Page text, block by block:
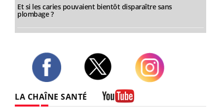
Et si les caries pouvaient bientôt disparaître sans
plombage ?
LA CHAÎNE SANTÉ